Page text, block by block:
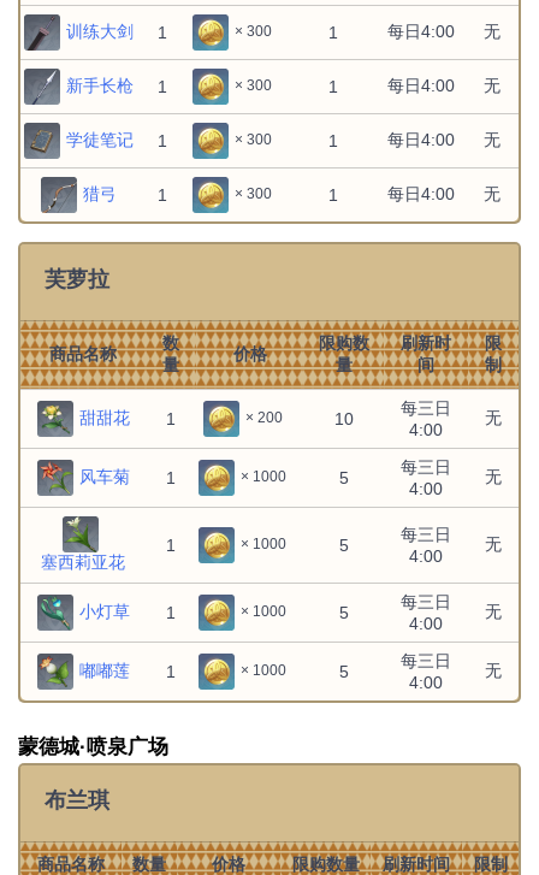
训练大剑 1 × 300 1 每日4:00 无
新手长枪 1 × 300 1 每日4:00 无
学徒笔记 1 × 300 1 每日4:00 无
猎弓 1 × 300 1 每日4:00 无
芙萝拉
商品名称
数
量
价格
限购数
量
刷新时
间
限
制
甜甜花 1 × 200 10
每三日
4:00
无
风车菊 1 × 1000 5
每三日
4:00
无
塞西莉亚花
1 × 1000 5
每三日
4:00
无
小灯草 1 × 1000 5
每三日
4:00
无
嘟嘟莲 1 × 1000 5
每三日
4:00
无
蒙德城·喷泉广场
布兰琪
商品名称 数量 价格 限购数量 刷新时间 限制